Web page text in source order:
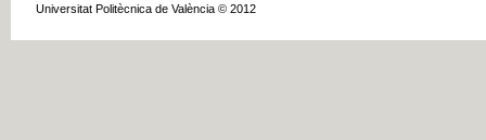
Universitat Politècnica de València © 2012